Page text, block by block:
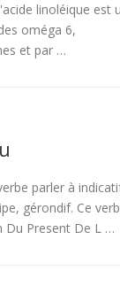
linoléique est
oméga 6,
et par …
parler à
gérondif. Ce
Du Present De L …